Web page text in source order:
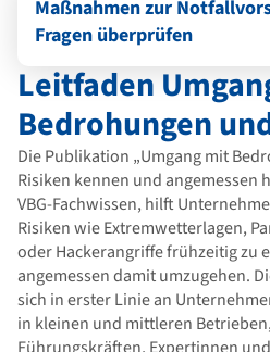
Maßnahmen zur
Fragen überprüfen
Leitfaden
Bedrohungen
Die Publikation „Umgang mit
Risiken kennen und angemessen
VBG-Fachwissen, hilft
Risiken wie Extremwetterlagen,
oder Hackerangriffe frühzeitig zu
angemessen damit umzugehen.
sich in erster Linie an
in kleinen und mittleren